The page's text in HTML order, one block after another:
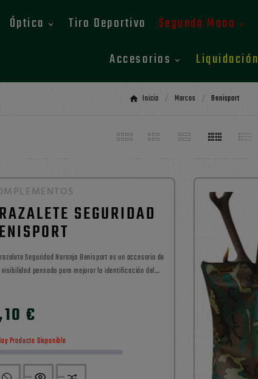
Óptica Tiro Deportivo Segunda Mano
Accesorios
Liquidación
Inicio Marcas Benisport
SEGURIDAD
pensado para mejorar la identificación del
riesgos en jornadas donde coinciden...
€
Producto Disponible